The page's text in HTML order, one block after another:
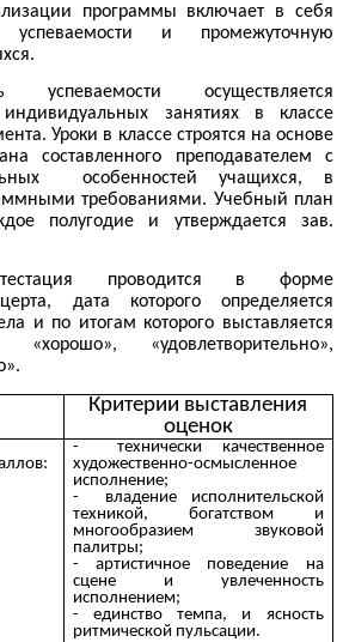
программы включает в себя
успеваемости и промежуточную
успеваемости осуществляется
занятиях в классе
Уроки в классе строятся на основе
составленного преподавателем с
особенностей учащихся, в
требованиями. Учебный план
полугодие и утверждается зав.
проводится в форме
дата которого определяется
и по итогам которого выставляется
«удовлетворительно»,
Критерии выставления
оценок
- технически качественное
художественно-осмысленное
исполнение;
- владение исполнительской
техникой, богатством и
многообразием звуковой
палитры;
- артистичное поведение на
сцене и увлеченность
исполнением;
- единство темпа, и ясность
ритмической пульсации.